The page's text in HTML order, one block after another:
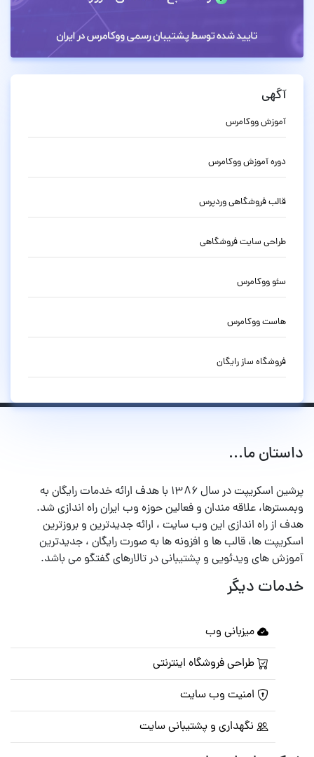
آگهی
آموزش ووکامرس
دوره آموزش ووکامرس
قالب فروشگاهی وردپرس
طراحی سایت فروشگاهی
سئو ووکامرس
هاست ووکامرس
فروشگاه ساز رایگان
داستان ما...
پرشین اسکریپت در سال ۱۳۸۶ با هدف ارائه خدمات رایگان به
وبمسترها، علاقه مندان و فعالین حوزه وب ایران راه اندازی شد.
هدف از راه اندازی این وب سایت ، ارائه جدیدترین و بروزترین
اسکریپت ها، قالب ها و افزونه ها به صورت رایگان ، جدیدترین
آموزش های ویدئویی و پشتیبانی در تالارهای گفتگو می باشد.
خدمات دیگر
میزبانی وب
طراحی فروشگاه اینترنتی
امنیت وب سایت
نگهداری و پشتیبانی سایت